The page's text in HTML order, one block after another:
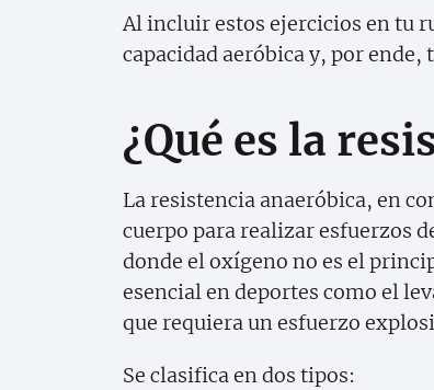
Al incluir estos ejercicios en tu
capacidad aeróbica y, por ende,
¿Qué es la
La resistencia anaeróbica, en
cuerpo para realizar esfuerzos
donde el oxígeno no es el
esencial en deportes como el
que requiera un esfuerzo
Se clasifica en dos tipos: